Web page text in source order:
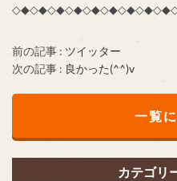
前の記事 : ツイッター
次の記事 : 良かった(^^)v
一覧
カテゴリ